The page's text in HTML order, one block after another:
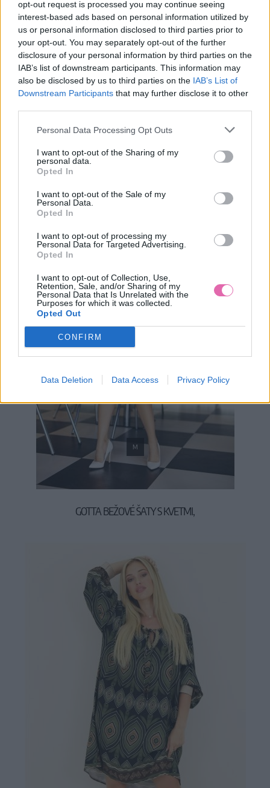
opt-out request is processed you may continue seeing
interest-based ads based on personal information utilized by
us or personal information disclosed to third parties prior to
your opt-out. You may separately opt-out of the further
disclosure of your personal information by third parties on the
IAB’s list of downstream participants. This information may
also be disclosed by us to third parties on the IAB’s List of
Downstream Participants that may further disclose it to other
Personal Data Processing Opt Outs
I want to opt-out of the Sharing of my
personal data.
Opted In
I want to opt-out of the Sale of my
Personal Data.
Opted In
I want to opt-out of processing my
Personal Data for Targeted Advertising.
Opted In
I want to opt-out of Collection, Use,
Retention, Sale, and/or Sharing of my
Personal Data that Is Unrelated with the
Purposes for which it was collected.
Opted Out
CONFIRM
Data Deletion Data Access Privacy Policy
MATILDA ČIERNO-BIELE PRUHOVANÉ ŠATY
39,90 €
M
GOTTA BEŽOVÉ ŠATY S KVETMI,